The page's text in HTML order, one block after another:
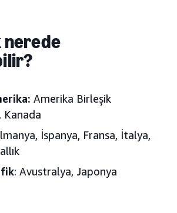
nerede
Amerika Birleşik
Kanada
İspanya, Fransa, İtalya,
: Avustralya, Japonya